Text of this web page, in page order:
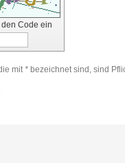
Code ein
mit *bezeichnet sind, sind